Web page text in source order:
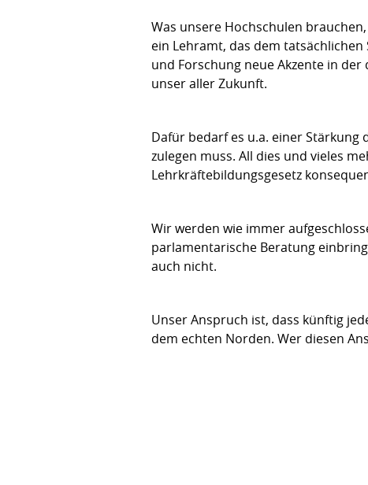
Was unsere Hochschulen
ein Lehramt, das dem
und Forschung neue Akzente in
unser aller Zukunft.
Dafür bedarf es u.a. einer Stärkung
zulegen muss. All dies und vieles
Lehrkräftebildungsgesetz
Wir werden wie immer
parlamentarische Beratung
auch nicht.
Unser Anspruch ist, dass künftig
dem echten Norden. Wer diesen